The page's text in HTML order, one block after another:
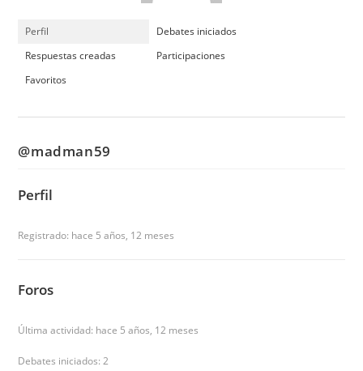
Perfil
Debates iniciados
Respuestas creadas
Participaciones
Favoritos
@madman59
Perfil
Registrado: hace 5 años, 12 meses
Foros
Última actividad: hace 5 años, 12 meses
Debates iniciados: 2